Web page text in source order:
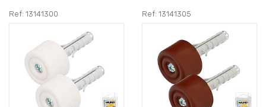
Ref: 13141300 Ref: 13141305